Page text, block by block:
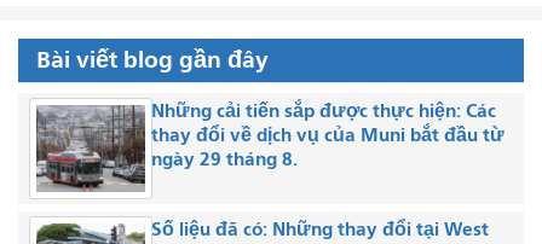
Bài viết blog gần đây
Những cải tiến sắp được thực hiện: Các
thay đổi về dịch vụ của Muni bắt đầu từ
ngày 29 tháng 8.
Số liệu đã có: Những thay đổi tại West